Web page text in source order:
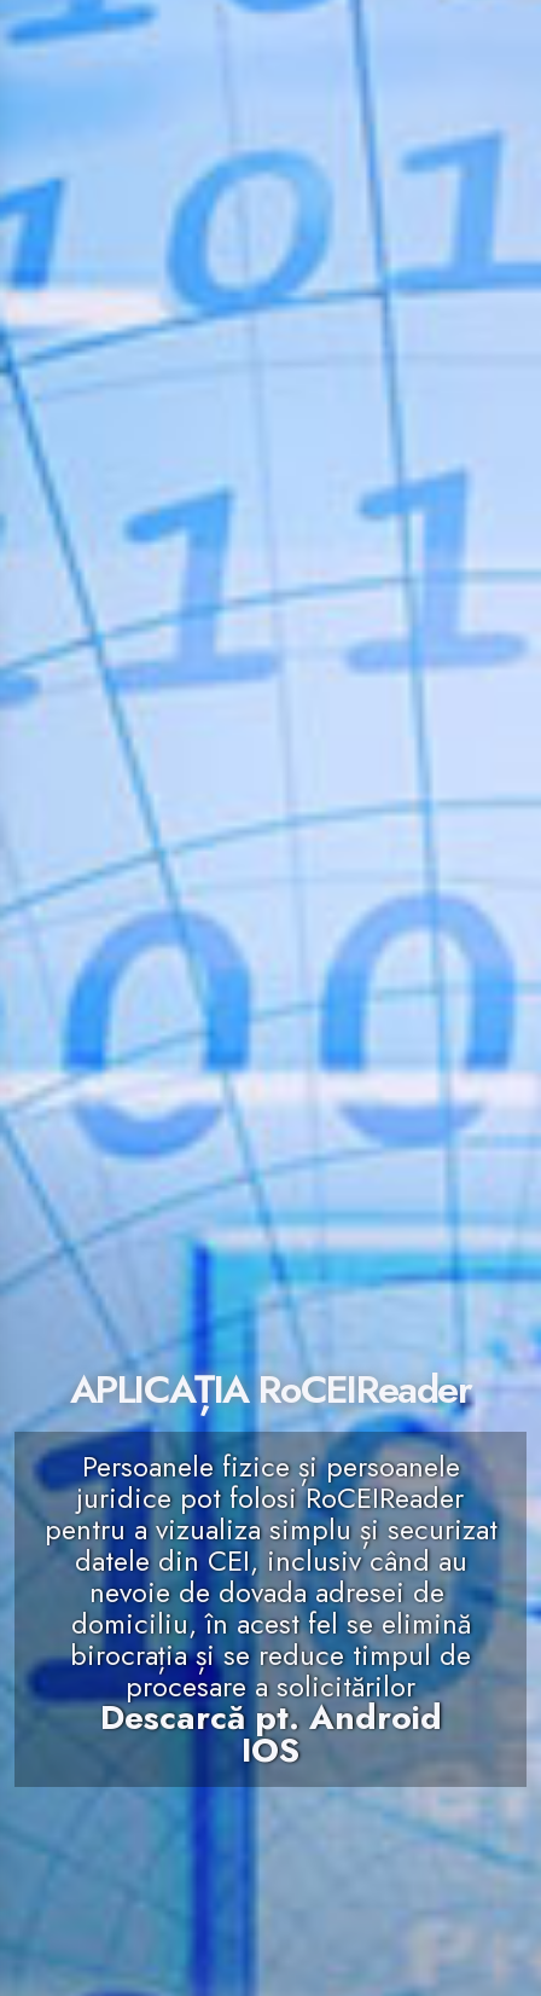
APLICAȚIA RoCEIReader
Persoanele fizice și persoanele
juridice pot folosi RoCEIReader
pentru a vizualiza simplu și securizat
datele din CEI, inclusiv când au
nevoie de dovada adresei de
domiciliu, în acest fel se elimină
birocrația și se reduce timpul de
procesare a solicitărilor
Descarcă pt. Android
IOS